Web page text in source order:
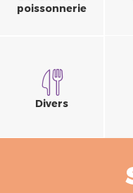
poissonnerie
Divers